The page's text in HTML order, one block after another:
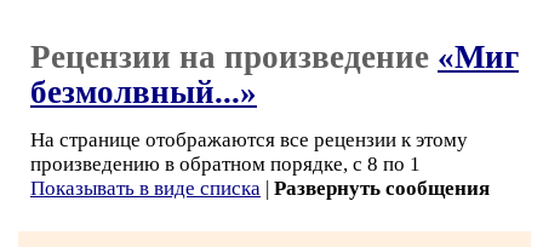
Рецензии на произведение «Миг
безмолвный...»
На странице отображаются все рецензии к этому
произведению в обратном порядке, с 8 по 1
Показывать в виде списка | Развернуть сообщения